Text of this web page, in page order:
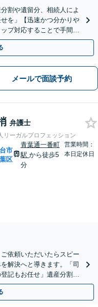
割や遺留分、相続人によ
を」【迅速かつ分かりや
プ対応することで手間を
一番町駅4分】
メールで面談予約
弁護士
リーガルプロフェッション
市
区
青葉通一番町
駅 から徒歩5
分
営業時間：
本日定休日
依頼いただいたらスピー
解決へと導きます。「司
記もお任せ」遺産分割協
害額請求